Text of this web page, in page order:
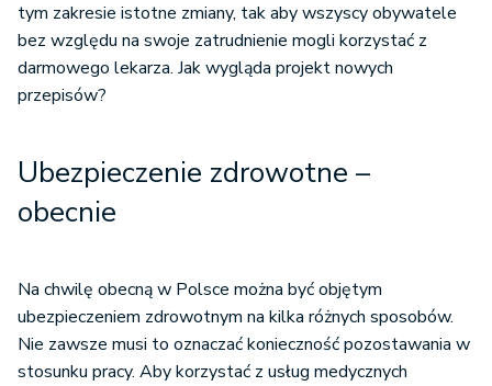
tym zakresie istotne zmiany, tak aby wszyscy obywatele
bez względu na swoje zatrudnienie mogli korzystać z
darmowego lekarza. Jak wygląda projekt nowych
przepisów?
Ubezpieczenie zdrowotne –
obecnie
Na chwilę obecną w Polsce można być objętym
ubezpieczeniem zdrowotnym na kilka różnych sposobów.
Nie zawsze musi to oznaczać konieczność pozostawania w
stosunku pracy. Aby korzystać z usług medycznych